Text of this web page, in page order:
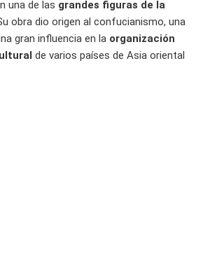
una de las grandes figuras de la
obra dio origen al confucianismo, una
gran influencia en la organización
de varios países de Asia oriental